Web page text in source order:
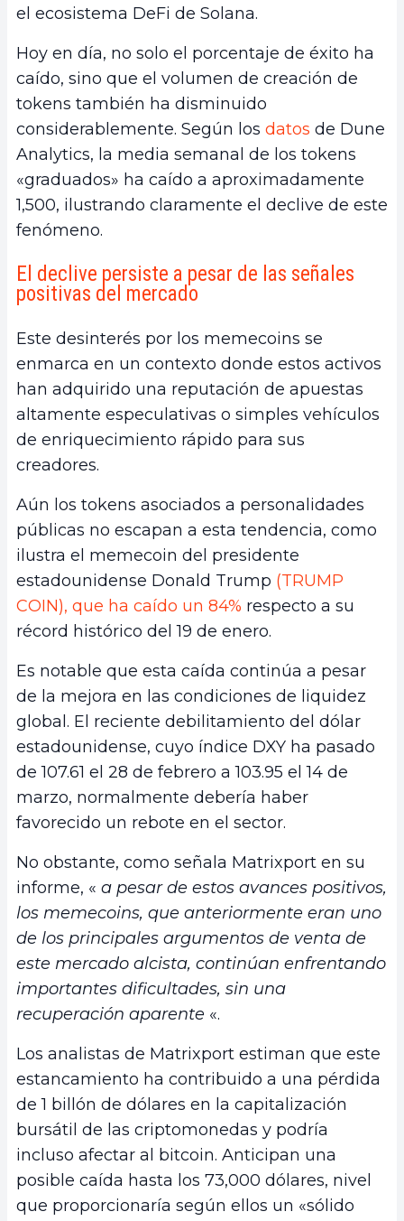
el ecosistema DeFi de Solana.
Hoy en día, no solo el porcentaje de éxito ha
caído, sino que el volumen de creación de
tokens también ha disminuido
considerablemente. Según los datos de Dune
Analytics, la media semanal de los tokens
«graduados» ha caído a aproximadamente
1,500, ilustrando claramente el declive de este
fenómeno.
El declive persiste a pesar de las señales
positivas del mercado
Este desinterés por los memecoins se
enmarca en un contexto donde estos activos
han adquirido una reputación de apuestas
altamente especulativas o simples vehículos
de enriquecimiento rápido para sus
creadores.
Aún los tokens asociados a personalidades
públicas no escapan a esta tendencia, como
ilustra el memecoin del presidente
estadounidense Donald Trump (TRUMP
COIN), que ha caído un 84% respecto a su
récord histórico del 19 de enero.
Es notable que esta caída continúa a pesar
de la mejora en las condiciones de liquidez
global. El reciente debilitamiento del dólar
estadounidense, cuyo índice DXY ha pasado
de 107.61 el 28 de febrero a 103.95 el 14 de
marzo, normalmente debería haber
favorecido un rebote en el sector.
No obstante, como señala Matrixport en su
informe, « a pesar de estos avances positivos,
los memecoins, que anteriormente eran uno
de los principales argumentos de venta de
este mercado alcista, continúan enfrentando
importantes dificultades, sin una
recuperación aparente «.
Los analistas de Matrixport estiman que este
estancamiento ha contribuido a una pérdida
de 1 billón de dólares en la capitalización
bursátil de las criptomonedas y podría
incluso afectar al bitcoin. Anticipan una
posible caída hasta los 73,000 dólares, nivel
que proporcionaría según ellos un «sólido